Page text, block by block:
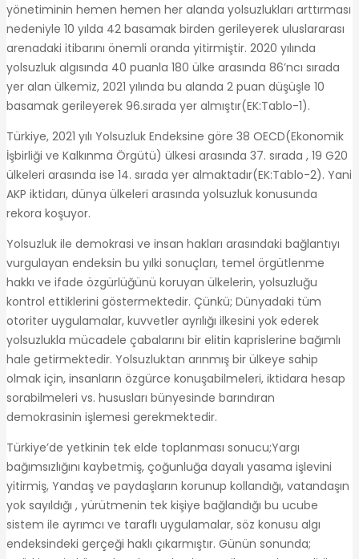
yönetiminin hemen hemen her alanda yolsuzlukları arttırması
nedeniyle 10 yılda 42 basamak birden gerileyerek uluslararası
arenadaki itibarını önemli oranda yitirmiştir. 2020 yılında
yolsuzluk algısında 40 puanla 180 ülke arasında 86’ncı sırada
yer alan ülkemiz, 2021 yılında bu alanda 2 puan düşüşle 10
basamak gerileyerek 96.sırada yer almıştır(EK:Tablo-1).
Türkiye, 2021 yılı Yolsuzluk Endeksine göre 38 OECD(Ekonomik
İşbirliği ve Kalkınma Örgütü) ülkesi arasında 37. sırada , 19 G20
ülkeleri arasında ise 14. sırada yer almaktadır(EK:Tablo-2). Yani
AKP iktidarı, dünya ülkeleri arasında yolsuzluk konusunda
rekora koşuyor.
Yolsuzluk ile demokrasi ve insan hakları arasındaki bağlantıyı
vurgulayan endeksin bu yılki sonuçları, temel örgütlenme
hakkı ve ifade özgürlüğünü koruyan ülkelerin, yolsuzluğu
kontrol ettiklerini göstermektedir. Çünkü; Dünyadaki tüm
otoriter uygulamalar, kuvvetler ayrılığı ilkesini yok ederek
yolsuzlukla mücadele çabalarını bir elitin kaprislerine bağımlı
hale getirmektedir. Yolsuzluktan arınmış bir ülkeye sahip
olmak için, insanların özgürce konuşabilmeleri, iktidara hesap
sorabilmeleri vs. hususları bünyesinde barındıran
demokrasinin işlemesi gerekmektedir.
Türkiye’de yetkinin tek elde toplanması sonucu;Yargı
bağımsızlığını kaybetmiş, çoğunluğa dayalı yasama işlevini
yitirmiş, Yandaş ve paydaşların korunup kollandığı, vatandaşın
yok sayıldığı , yürütmenin tek kişiye bağlandığı bu ucube
sistem ile ayrımcı ve taraflı uygulamalar, söz konusu algı
endeksindeki gerçeği haklı çıkarmıştır. Günün sonunda;